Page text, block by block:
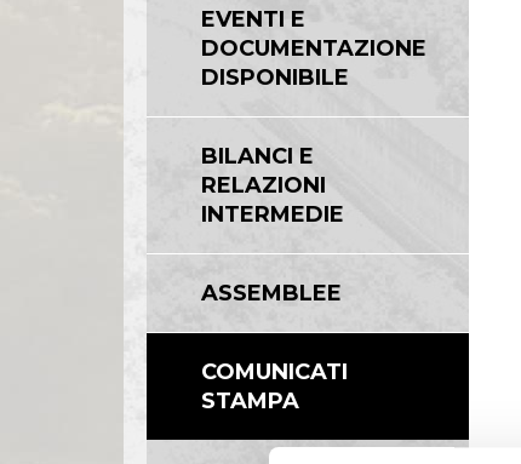
EVENTI E
DOCUMENTAZIONE
DISPONIBILE
BILANCI E
RELAZIONI
INTERMEDIE
ASSEMBLEE
COMUNICATI
STAMPA